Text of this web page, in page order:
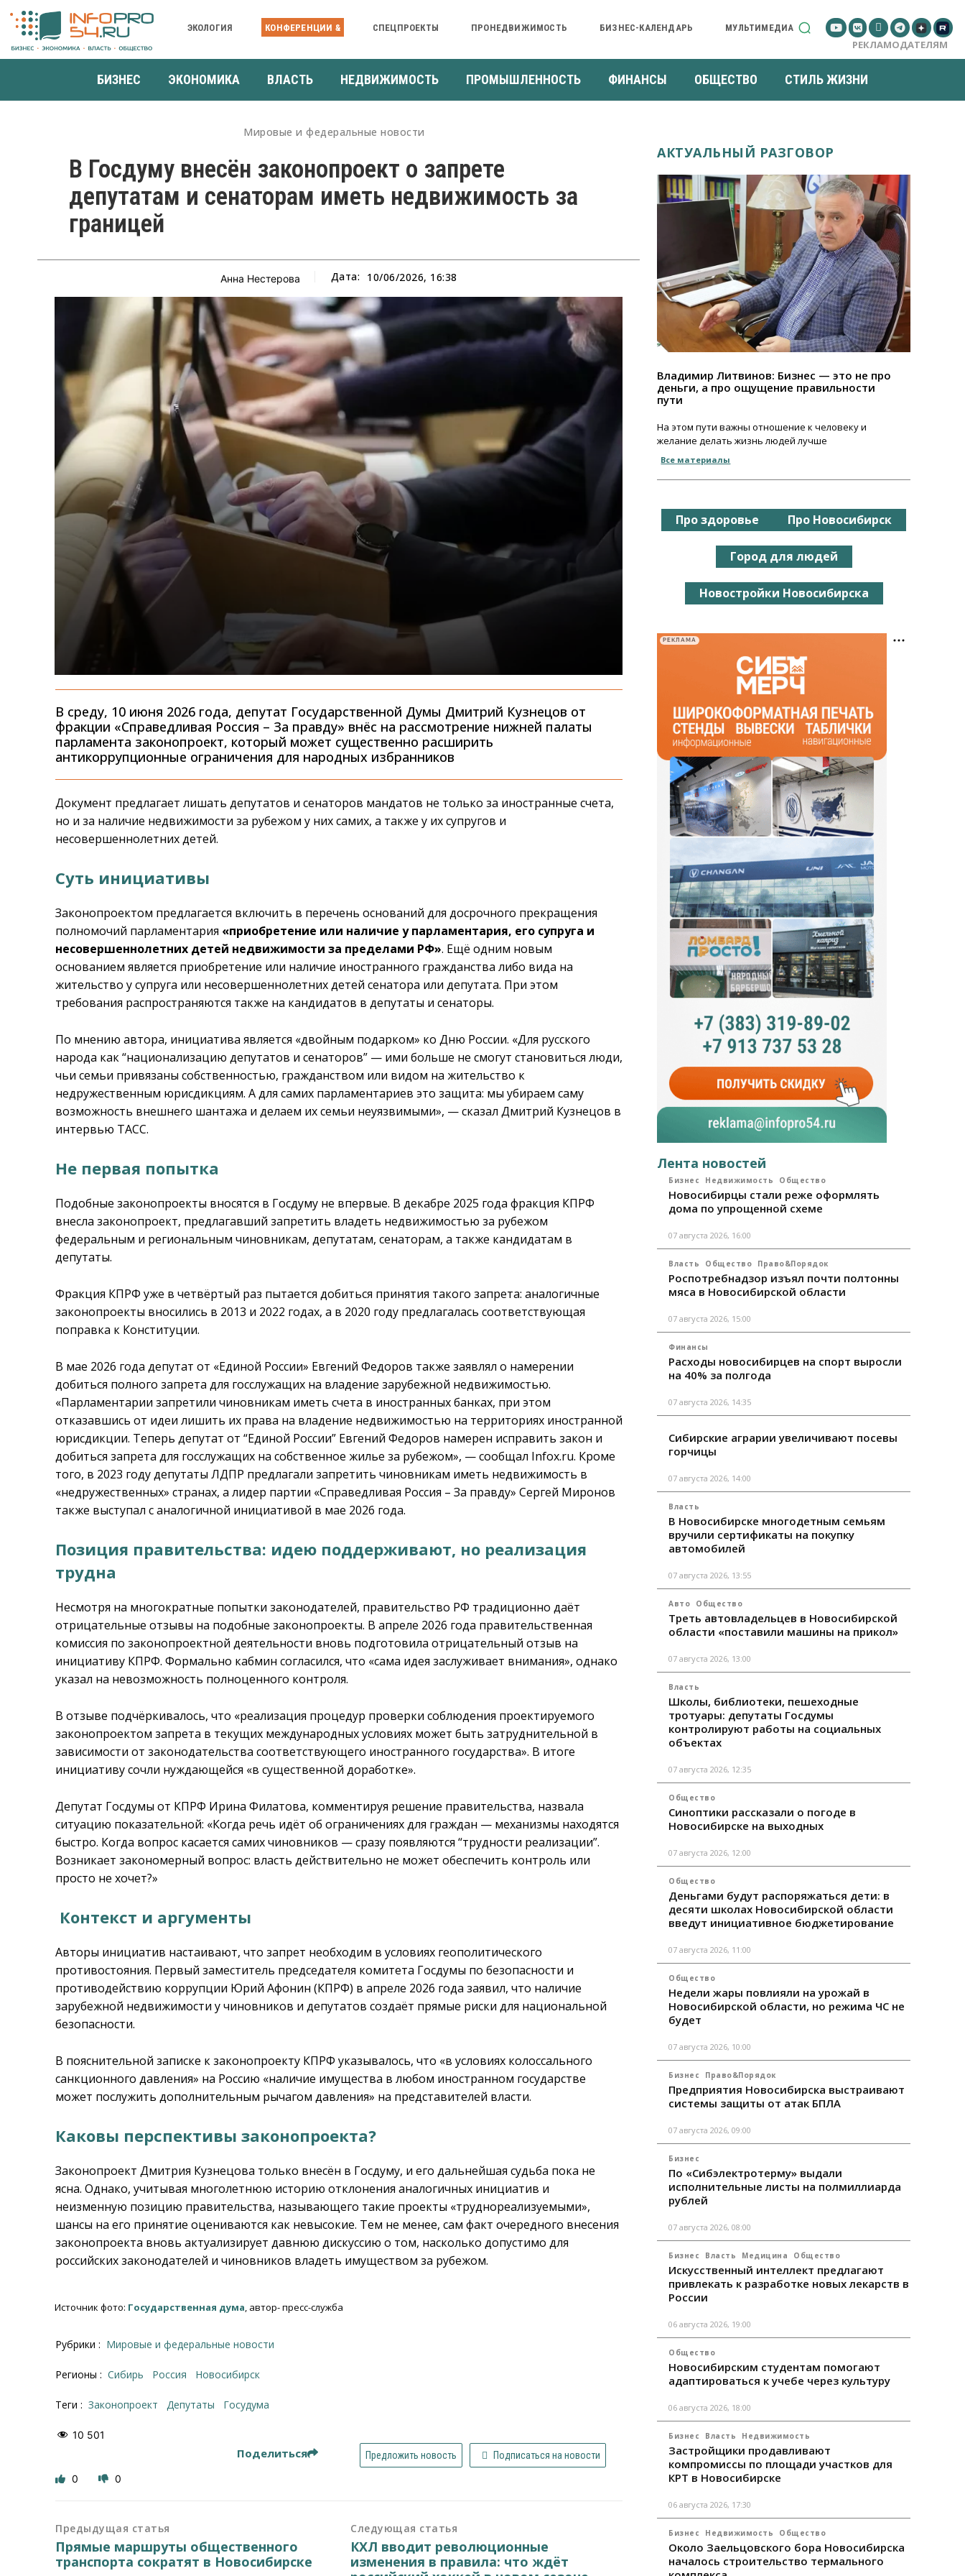
ЭКОЛОГИЯ КОНФЕРЕНЦИИ & СПЕЦПРОЕКТЫ ПРОНЕДВИЖИМОСТЬ БИЗНЕС-КАЛЕНДАРЬ МУЛЬТИМЕДИА
РЕКЛАМОДАТЕЛЯМ
БИЗНЕС ЭКОНОМИКА ВЛАСТЬ НЕДВИЖИМОСТЬ ПРОМЫШЛЕННОСТЬ ФИНАНСЫ ОБЩЕСТВО СТИЛЬ ЖИЗНИ
Мировые и федеральные новости
В Госдуму внесён законопроект о запрете
депутатам и сенаторам иметь недвижимость за
границей
Анна Нестерова Дата: 10/06/2026, 16:38
В среду, 10 июня 2026 года, депутат Государственной Думы Дмитрий Кузнецов от
фракции «Справедливая Россия – За правду» внёс на рассмотрение нижней палаты
парламента законопроект, который может существенно расширить
антикоррупционные ограничения для народных избранников
Документ предлагает лишать депутатов и сенаторов мандатов не только за иностранные счета,
но и за наличие недвижимости за рубежом у них самих, а также у их супругов и
несовершеннолетних детей.
Суть инициативы
Законопроектом предлагается включить в перечень оснований для досрочного прекращения
полномочий парламентария «приобретение или наличие у парламентария, его супруга и
несовершеннолетних детей недвижимости за пределами РФ». Ещё одним новым
основанием является приобретение или наличие иностранного гражданства либо вида на
жительство у супруга или несовершеннолетних детей сенатора или депутата. При этом
требования распространяются также на кандидатов в депутаты и сенаторы.
По мнению автора, инициатива является «двойным подарком» ко Дню России. «Для русского
народа как “национализацию депутатов и сенаторов” — ими больше не смогут становиться люди,
чьи семьи привязаны собственностью, гражданством или видом на жительство к
недружественным юрисдикциям. А для самих парламентариев это защита: мы убираем саму
возможность внешнего шантажа и делаем их семьи неуязвимыми», — сказал Дмитрий Кузнецов в
интервью ТАСС.
Не первая попытка
Подобные законопроекты вносятся в Госдуму не впервые. В декабре 2025 года фракция КПРФ
внесла законопроект, предлагавший запретить владеть недвижимостью за рубежом
федеральным и региональным чиновникам, депутатам, сенаторам, а также кандидатам в
депутаты.
Фракция КПРФ уже в четвёртый раз пытается добиться принятия такого запрета: аналогичные
законопроекты вносились в 2013 и 2022 годах, а в 2020 году предлагалась соответствующая
поправка к Конституции.
В мае 2026 года депутат от «Единой России» Евгений Федоров также заявлял о намерении
добиться полного запрета для госслужащих на владение зарубежной недвижимостью.
«Парламентарии запретили чиновникам иметь счета в иностранных банках, при этом
отказавшись от идеи лишить их права на владение недвижимостью на территориях иностранной
юрисдикции. Теперь депутат от “Единой России” Евгений Федоров намерен исправить закон и
добиться запрета для госслужащих на собственное жилье за рубежом», — сообщал Infox.ru. Кроме
того, в 2023 году депутаты ЛДПР предлагали запретить чиновникам иметь недвижимость в
«недружественных» странах, а лидер партии «Справедливая Россия – За правду» Сергей Миронов
также выступал с аналогичной инициативой в мае 2026 года.
Позиция правительства: идею поддерживают, но реализация
трудна
Несмотря на многократные попытки законодателей, правительство РФ традиционно даёт
отрицательные отзывы на подобные законопроекты. В апреле 2026 года правительственная
комиссия по законопроектной деятельности вновь подготовила отрицательный отзыв на
инициативу КПРФ. Формально кабмин согласился, что «сама идея заслуживает внимания», однако
указал на невозможность полноценного контроля.
В отзыве подчёркивалось, что «реализация процедур проверки соблюдения проектируемого
законопроектом запрета в текущих международных условиях может быть затруднительной в
зависимости от законодательства соответствующего иностранного государства». В итоге
инициативу сочли нуждающейся «в существенной доработке».
Депутат Госдумы от КПРФ Ирина Филатова, комментируя решение правительства, назвала
ситуацию показательной: «Когда речь идёт об ограничениях для граждан — механизмы находятся
быстро. Когда вопрос касается самих чиновников — сразу появляются “трудности реализации”.
Возникает закономерный вопрос: власть действительно не может обеспечить контроль или
просто не хочет?»
Контекст и аргументы
Авторы инициатив настаивают, что запрет необходим в условиях геополитического
противостояния. Первый заместитель председателя комитета Госдумы по безопасности и
противодействию коррупции Юрий Афонин (КПРФ) в апреле 2026 года заявил, что наличие
зарубежной недвижимости у чиновников и депутатов создаёт прямые риски для национальной
безопасности.
В пояснительной записке к законопроекту КПРФ указывалось, что «в условиях колоссального
санкционного давления» на Россию «наличие имущества в любом иностранном государстве
может послужить дополнительным рычагом давления» на представителей власти.
Каковы перспективы законопроекта?
Законопроект Дмитрия Кузнецова только внесён в Госдуму, и его дальнейшая судьба пока не
ясна. Однако, учитывая многолетнюю историю отклонения аналогичных инициатив и
неизменную позицию правительства, называющего такие проекты «труднореализуемыми»,
шансы на его принятие оцениваются как невысокие. Тем не менее, сам факт очередного внесения
законопроекта вновь актуализирует давнюю дискуссию о том, насколько допустимо для
российских законодателей и чиновников владеть имуществом за рубежом.
Источник фото: Государственная дума, автор- пресс-служба
Рубрики : Мировые и федеральные новости
Регионы : Сибирь Россия Новосибирск
Теги : законопроект депутаты Госудума
10 501
Поделиться Предложить новость Подписаться на новости
0 0
Предыдущая статья
Прямые маршруты общественного
транспорта сократят в Новосибирске
Следующая статья
КХЛ вводит революционные
изменения в правила: что ждёт
АКТУАЛЬНЫЙ РАЗГОВОР
Владимир Литвинов: Бизнес — это не про
деньги, а про ощущение правильности
пути
На этом пути важны отношение к человеку и
желание делать жизнь людей лучше
Все материалы
Про здоровье Про Новосибирск
Город для людей
Новостройки Новосибирска
РЕКЛАМА
Лента новостей
Бизнес Недвижимость Общество
Новосибирцы стали реже оформлять
дома по упрощенной схеме
07 августа 2026, 16:00
Власть Общество Право&Порядок
Роспотребнадзор изъял почти полтонны
мяса в Новосибирской области
07 августа 2026, 15:00
Финансы
Расходы новосибирцев на спорт выросли
на 40% за полгода
07 августа 2026, 14:35
Сибирские аграрии увеличивают посевы
горчицы
07 августа 2026, 14:00
Власть
В Новосибирске многодетным семьям
вручили сертификаты на покупку
автомобилей
07 августа 2026, 13:55
Авто Общество
Треть автовладельцев в Новосибирской
области «поставили машины на прикол»
07 августа 2026, 13:00
Власть
Школы, библиотеки, пешеходные
тротуары: депутаты Госдумы
контролируют работы на социальных
объектах
07 августа 2026, 12:35
Общество
Синоптики рассказали о погоде в
Новосибирске на выходных
07 августа 2026, 12:00
Общество
Деньгами будут распоряжаться дети: в
десяти школах Новосибирской области
введут инициативное бюджетирование
07 августа 2026, 11:00
Общество
Недели жары повлияли на урожай в
Новосибирской области, но режима ЧС не
будет
07 августа 2026, 10:00
Бизнес Право&Порядок
Предприятия Новосибирска выстраивают
системы защиты от атак БПЛА
07 августа 2026, 09:00
Бизнес
По «Сибэлектротерму» выдали
исполнительные листы на полмиллиарда
рублей
07 августа 2026, 08:00
Бизнес Власть Медицина Общество
Искусственный интеллект предлагают
привлекать к разработке новых лекарств в
России
06 августа 2026, 19:00
Общество
Новосибирским студентам помогают
адаптироваться к учебе через культуру
06 августа 2026, 18:00
Бизнес Власть Недвижимость
Застройщики продавливают
компромиссы по площади участков для
КРТ в Новосибирске
06 августа 2026, 17:30
Бизнес Недвижимость Общество
Около Заельцовского бора Новосибирска
началось строительство термального